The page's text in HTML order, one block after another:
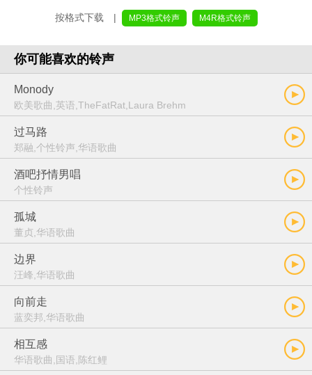
按格式下载 | MP3格式铃声 M4R格式铃声
你可能喜欢的铃声
Monody
欧美歌曲,英语,TheFatRat,Laura Brehm
过马路
郑融,个性铃声,华语歌曲
酒吧抒情男唱
个性铃声
孤城
董贞,华语歌曲
边界
汪峰,华语歌曲
向前走
蓝奕邦,华语歌曲
相互感
华语歌曲,国语,陈红鲤